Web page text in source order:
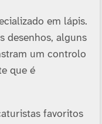
em lápis.
desenhos, alguns
um controlo
que é
favoritos